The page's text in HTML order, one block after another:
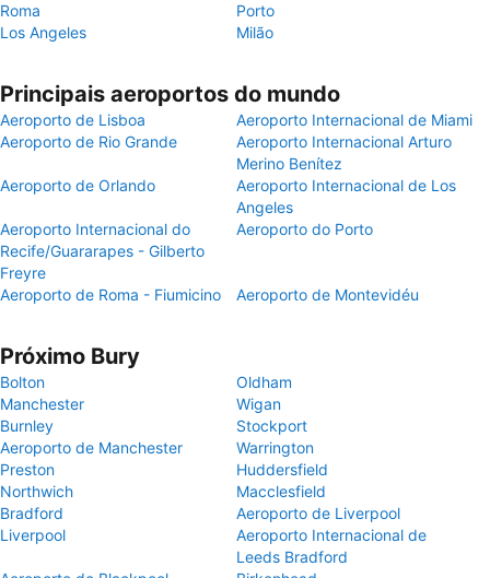
Roma
Porto
Los Angeles
Milão
Principais aeroportos do mundo
Aeroporto de Lisboa
Aeroporto Internacional de Miami
Aeroporto de Rio Grande
Aeroporto Internacional Arturo
Merino Benítez
Aeroporto de Orlando
Aeroporto Internacional de Los
Angeles
Aeroporto Internacional do
Recife/Guararapes - Gilberto
Freyre
Aeroporto do Porto
Aeroporto de Roma - Fiumicino Aeroporto de Montevidéu
Próximo Bury
Bolton
Oldham
Manchester
Wigan
Burnley
Stockport
Aeroporto de Manchester
Warrington
Preston
Huddersfield
Northwich
Macclesfield
Bradford
Aeroporto de Liverpool
Liverpool
Aeroporto Internacional de
Leeds Bradford